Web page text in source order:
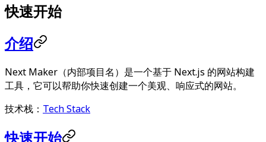
快速开始
介绍
Next Maker（内部项目名）是一个基于 Next.js 的网站构建
工具，它可以帮助你快速创建一个美观、响应式的网站。
技术栈： Tech Stack
快速开始